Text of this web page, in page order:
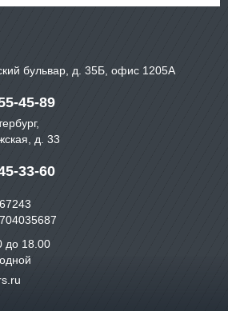
бульвар, д. 35Б, офис 1205А
45-89
д. 33
33-60
до 18.00